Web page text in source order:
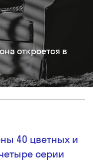
откроется в
40 цветных и
серии